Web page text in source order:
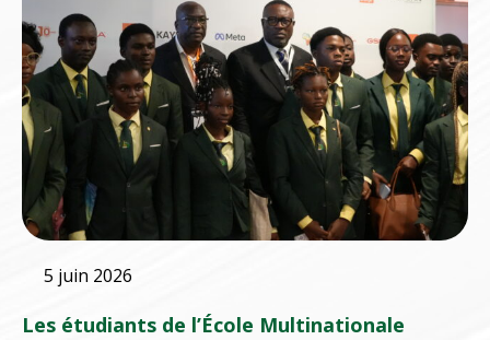
5 juin 2026
Les étudiants de l’École Multinationale